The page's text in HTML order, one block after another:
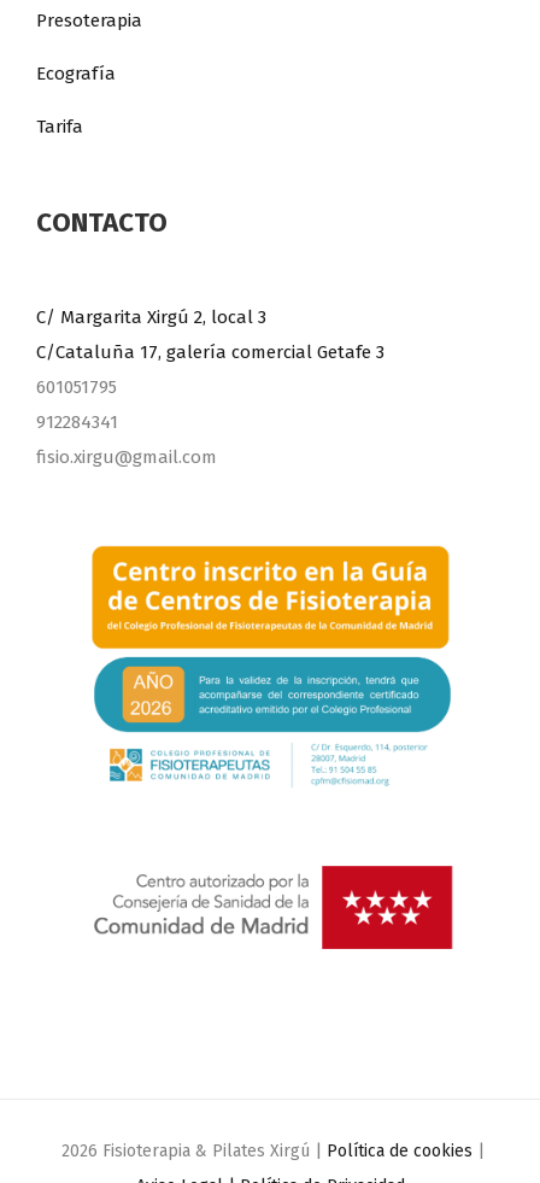
Presoterapia
Ecografía
Tarifa
CONTACTO
C/ Margarita Xirgú 2, local 3
C/Cataluña 17, galería comercial Getafe 3
601051795
912284341
fisio.xirgu@gmail.com
2026 Fisioterapia & Pilates Xirgú | Política de cookies